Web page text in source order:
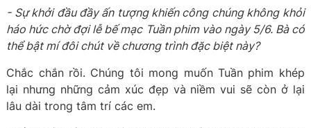
- Sự khởi đầu đầy ấn tượng khiến công chúng không khỏi
háo hức chờ đợi lễ bế mạc Tuần phim vào ngày 5/6. Bà có
thể bật mí đôi chút về chương trình đặc biệt này?
Chắc chắn rồi. Chúng tôi mong muốn Tuần phim khép
lại nhưng những cảm xúc đẹp và niềm vui sẽ còn ở lại
lâu dài trong tâm trí các em.